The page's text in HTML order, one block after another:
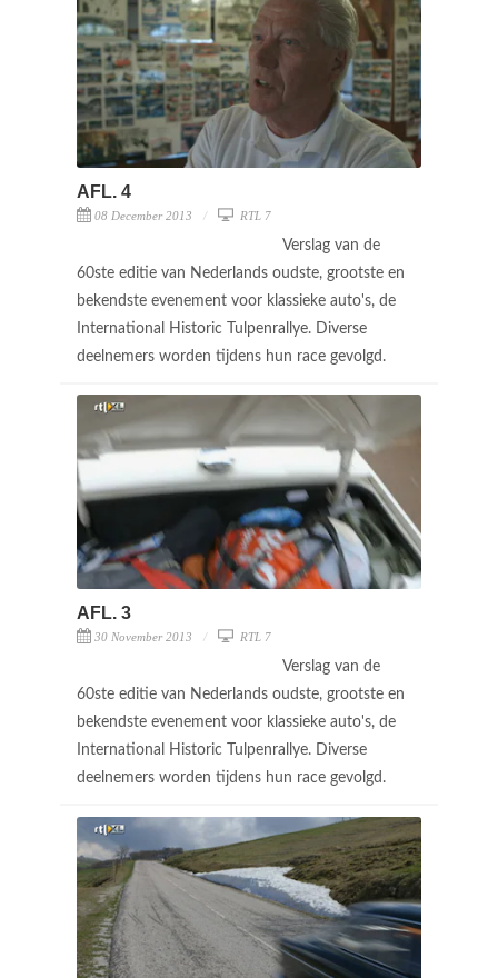
AFL. 4
08 December 2013 RTL 7
Verslag van de
60ste editie van Nederlands oudste, grootste en
bekendste evenement voor klassieke auto's, de
International Historic Tulpenrallye. Diverse
deelnemers worden tijdens hun race gevolgd.
AFL. 3
30 November 2013 RTL 7
Verslag van de
60ste editie van Nederlands oudste, grootste en
bekendste evenement voor klassieke auto's, de
International Historic Tulpenrallye. Diverse
deelnemers worden tijdens hun race gevolgd.